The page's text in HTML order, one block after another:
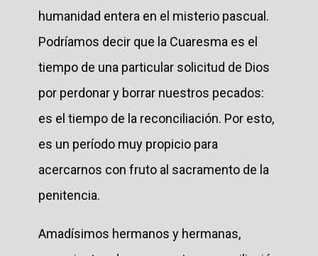
humanidad entera en el misterio pascual.
Podríamos decir que la Cuaresma es el
tiempo de una particular solicitud de Dios
por perdonar y borrar nuestros pecados:
es el tiempo de la reconciliación. Por esto,
es un período muy propicio para
acercarnos con fruto al sacramento de la
penitencia.
Amadísimos hermanos y hermanas,